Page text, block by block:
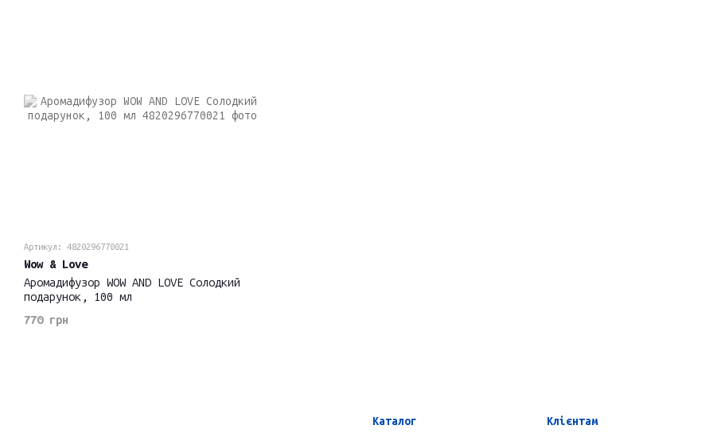
Артикул: 4820296770021
Wow & Love
Аромадифузор WOW AND LOVE Солодкий
подарунок, 100 мл
770 грн
Каталог Клієнтам